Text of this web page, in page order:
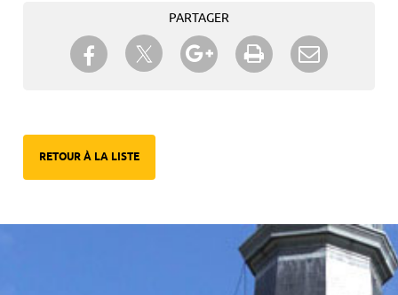
PARTAGER
Partager sur Facebook
Partager sur TwitterPartager sur Google+
Imprimer
RETOUR À LA LISTE